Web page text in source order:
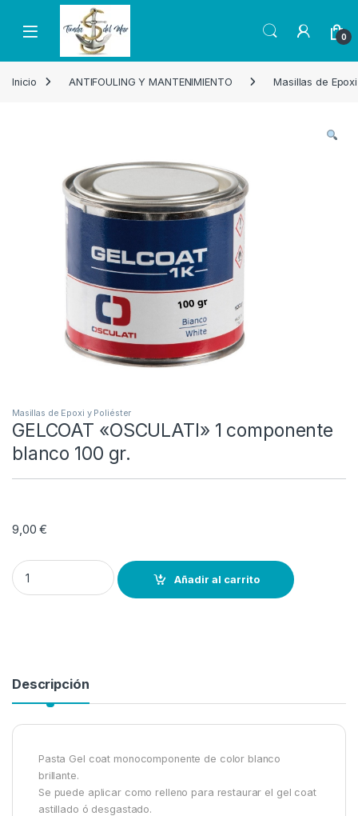
Skip to navigation
Skip to content
Open 0
Inicio ANTIFOULING Y MANTENIMIENTO Masillas de
Masillas de Epoxi y Poliéster
GELCOAT «OSCULATI» 1 componente
blanco 100 gr.
9,00€
GELCOAT «OSCULATI» 1 componente blanco 100 gr. quantity
Añadir al carrito
Descripción
Pasta Gel coat monocomponente de color blanco
brillante.
Se puede aplicar como relleno para restaurar el gel coat
astillado ó desgastado.